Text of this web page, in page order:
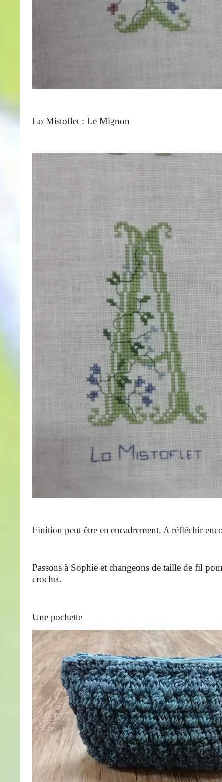
Lo Mistoflet : Le Mignon
Finition peut être en encadrement. A réfléchir
Passons à Sophie et changeons de taille de fil
crochet.
Une pochette